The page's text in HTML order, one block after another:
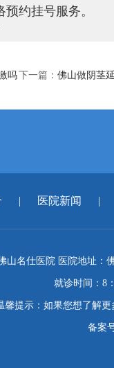
约挂号服务。
吗下一篇： 佛山做阴茎
| 医院新闻 |
山名仕医院 医院地址：
就诊时间：8
馨提示：如果您想了解
备案